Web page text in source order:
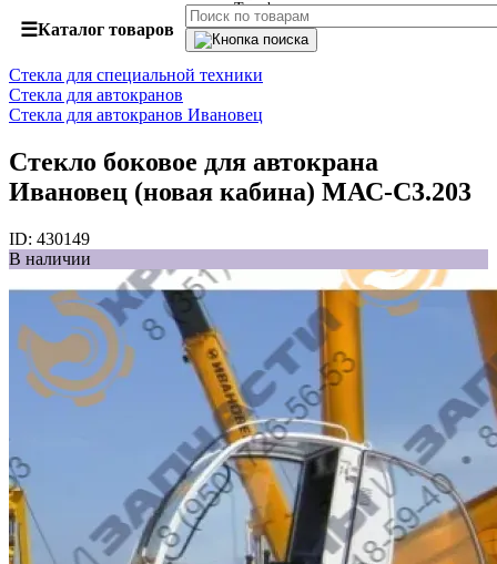
☰Каталог товаров
Стекла для специальной техники
Стекла для автокранов
Стекла для автокранов Ивановец
Стекло боковое для автокрана
Ивановец (новая кабина) МАС-С3.203
ID: 430149
В наличии